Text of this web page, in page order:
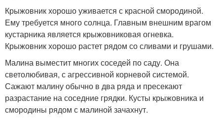
Крыжовник хорошо уживается с красной смородиной.
Ему требуется много солнца. Главным внешним врагом
кустарника является крыжовниковая огневка.
Крыжовник хорошо растет рядом со сливами и грушами.
Малина выместит многих соседей по саду. Она
светолюбивая, с агрессивной корневой системой.
Сажают малину обычно в два ряда и пресекают
разрастание на соседние грядки. Кусты крыжовника и
смородины рядом с малиной зачахнут.